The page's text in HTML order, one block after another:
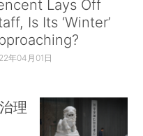
Lays Off
Is Its ‘Winter’
年04月01日
理